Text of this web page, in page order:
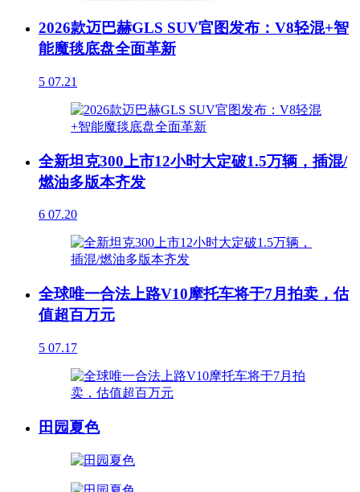
2026款迈巴赫GLS SUV官图发布：V8轻混+智
能魔毯底盘全面革新
5 07.21
全新坦克300上市12小时大定破1.5万辆，插混/
燃油多版本齐发
6 07.20
全球唯一合法上路V10摩托车将于7月拍卖，估
值超百万元
5 07.17
田园夏色